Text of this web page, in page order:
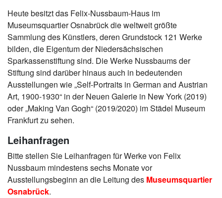
Heute besitzt das Felix-Nussbaum-Haus im
Museumsquartier Osnabrück die weltweit größte
Sammlung des Künstlers, deren Grundstock 121 Werke
bilden, die Eigentum der Niedersächsischen
Sparkassenstiftung sind. Die Werke Nussbaums der
Stiftung sind darüber hinaus auch in bedeutenden
Ausstellungen wie „Self-Portraits in German and Austrian
Art, 1900-1930“ in der Neuen Galerie in New York (2019)
oder „Making Van Gogh“ (2019/2020) im Städel Museum
Frankfurt zu sehen.
Leihanfragen
Bitte stellen Sie Leihanfragen für Werke von Felix
Nussbaum mindestens sechs Monate vor
Ausstellungsbeginn an die Leitung des Museumsquartier
Osnabrück.